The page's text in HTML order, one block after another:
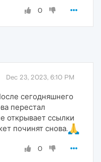
0
Dec 23, 2023, 6:10 PM
сегодняшнего
перестал
открывает ссылки
починят снова.
0